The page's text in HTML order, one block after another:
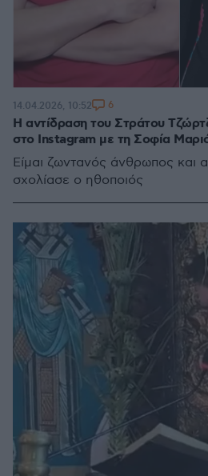
Η αντίδραση του Στράτου
στο Instagram με τη Σοφία
Είμαι ζωντανός άνθρωπος και
σχολίασε ο ηθοποιός
14.04.2026, 10:52 6